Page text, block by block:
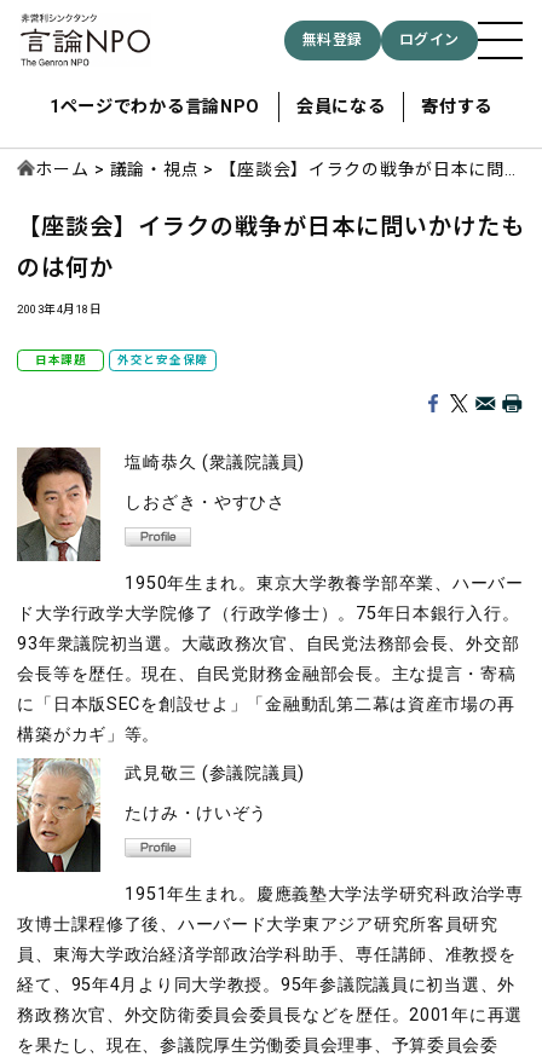
無料登録 ログイン
1ページでわかる言論NPO 会員になる 寄付する
ホーム 議論・視点
【座談会】イラクの戦争が日本に問い
【座談会】イラクの戦争が日本に問いかけたも
のは何か
2003年4月18日
日本課題 外交と安全保障
塩崎恭久 (衆議院議員)
しおざき・やすひさ
1950年生まれ。東京大学教養学部卒業、ハーバー
ド大学行政学大学院修了（行政学修士）。75年日本銀行入行。
93年衆議院初当選。大蔵政務次官、自民党法務部会長、外交部
会長等を歴任。現在、自民党財務金融部会長。主な提言・寄稿
に「日本版SECを創設せよ」「金融動乱第二幕は資産市場の再
構築がカギ」等。
武見敬三 (参議院議員)
たけみ・けいぞう
1951年生まれ。慶應義塾大学法学研究科政治学専
攻博士課程修了後、ハーバード大学東アジア研究所客員研究
員、東海大学政治経済学部政治学科助手、専任講師、准教授を
経て、95年4月より同大学教授。95年参議院議員に初当選、外
務政務次官、外交防衛委員会委員長などを歴任。2001年に再選
を果たし、現在、参議院厚生労働委員会理事、予算委員会委